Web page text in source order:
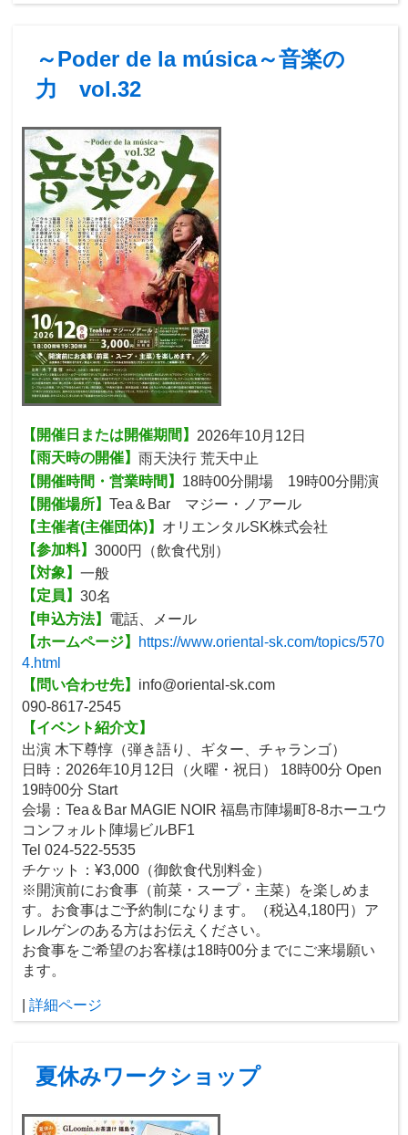
～Poder de la música～音楽の
力 vol.32
【開催日または開催期間】 2026年10月12日
【雨天時の開催】雨天決行 荒天中止
【開催時間・営業時間】 18時00分開場 19時00分開演
【開催場所】Tea＆Bar マジー・ノアール
【主催者(主催団体)】 オリエンタルSK株式会社
【参加料】3000円（飲食代別）
【対象】一般
【定員】30名
【申込方法】 電話、メール
【ホームページ】
https://www.oriental-sk.com/topics/570
4.html
【問い合わせ先】 info@oriental-sk.com
090-8617-2545
【イベント紹介文】
出演 木下尊惇（弾き語り、ギター、チャランゴ）
日時：2026年10月12日（火曜・祝日） 18時00分 Open
19時00分 Start
会場：Tea＆Bar MAGIE NOIR 福島市陣場町8-8ホーユウ
コンフォルト陣場ビルBF1
Tel 024-522-5535
チケット：¥3,000（御飲食代別料金）
※開演前にお食事（前菜・スープ・主菜）を楽しめま
す。お食事はご予約制になります。（税込4,180円）ア
レルゲンのある方はお伝えください。
お食事をご希望のお客様は18時00分までにご来場願い
ます。
|詳細ページ
夏休みワークショップ